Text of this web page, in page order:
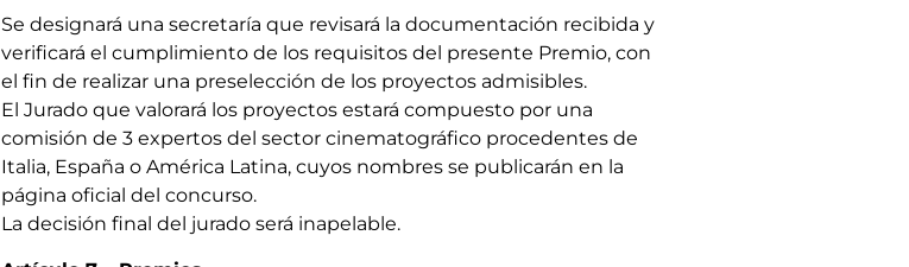
Se designará una secretaría que revisará la documentación recibida y
verificará el cumplimiento de los requisitos del presente Premio, con
el fin de realizar una preselección de los proyectos admisibles.
El Jurado que valorará los proyectos estará compuesto por una
comisión de 3 expertos del sector cinematográfico procedentes de
Italia, España o América Latina, cuyos nombres se publicarán en la
página oficial del concurso.
La decisión final del jurado será inapelable.